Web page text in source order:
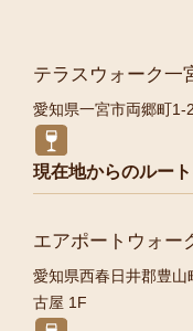
テラスウォーク一
愛知県一宮市両郷町
現在地からのルート
エアポートウォー
愛知県西春日井郡豊
古屋 1F